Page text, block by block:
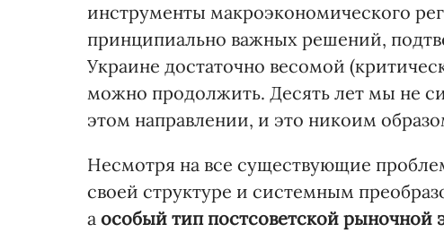
инструменты макроэкономического
принципиально важных решений,
Украине достаточно весомой
можно продолжить. Десять лет мы не
этом направлении, и это никоим
Несмотря на все существующие
своей структуре и системным
а особый тип постсоветской рыночной